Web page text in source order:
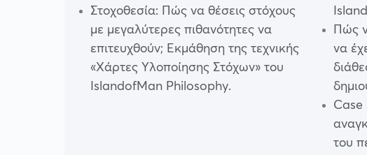
Στοχοθεσία: Πώς να θέσεις στόχους
με μεγαλύτερες πιθανότητες να
επιτευχθούν; Εκμάθηση της τεχνικής
«Χάρτες Υλοποίησης Στόχων» του
IslandofMan Philosophy.
Πώς
να
Case
του